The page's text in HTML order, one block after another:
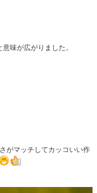
味が広がりました。
がマッチしてカッコいい作